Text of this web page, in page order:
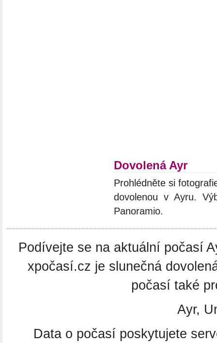
Dovolená Ayr
Prohlédněte si
dovolenou v Ayru.
Panoramio.
Podívejte se na aktuální počasí
xpočasí.cz je slunečná
počasí také
Ayr,
Data o počasí poskytujete